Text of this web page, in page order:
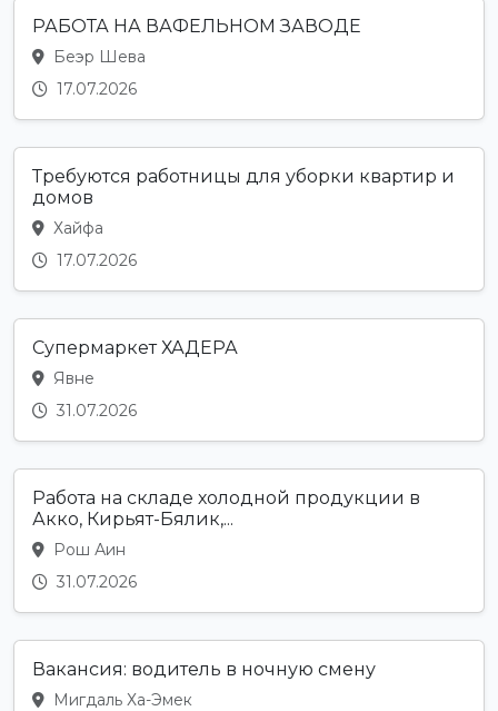
РАБОТА НА ВАФЕЛЬНОМ ЗАВОДЕ
Беэр Шева
17.07.2026
Требуются работницы для уборки квартир и
домов
Хайфа
17.07.2026
Супермаркет ХАДЕРА
Явне
31.07.2026
Работа на складе холодной продукции в
Акко, Кирьят-Бялик,...
Рош Аин
31.07.2026
Вакансия: водитель в ночную смену
Мигдаль Ха-Эмек